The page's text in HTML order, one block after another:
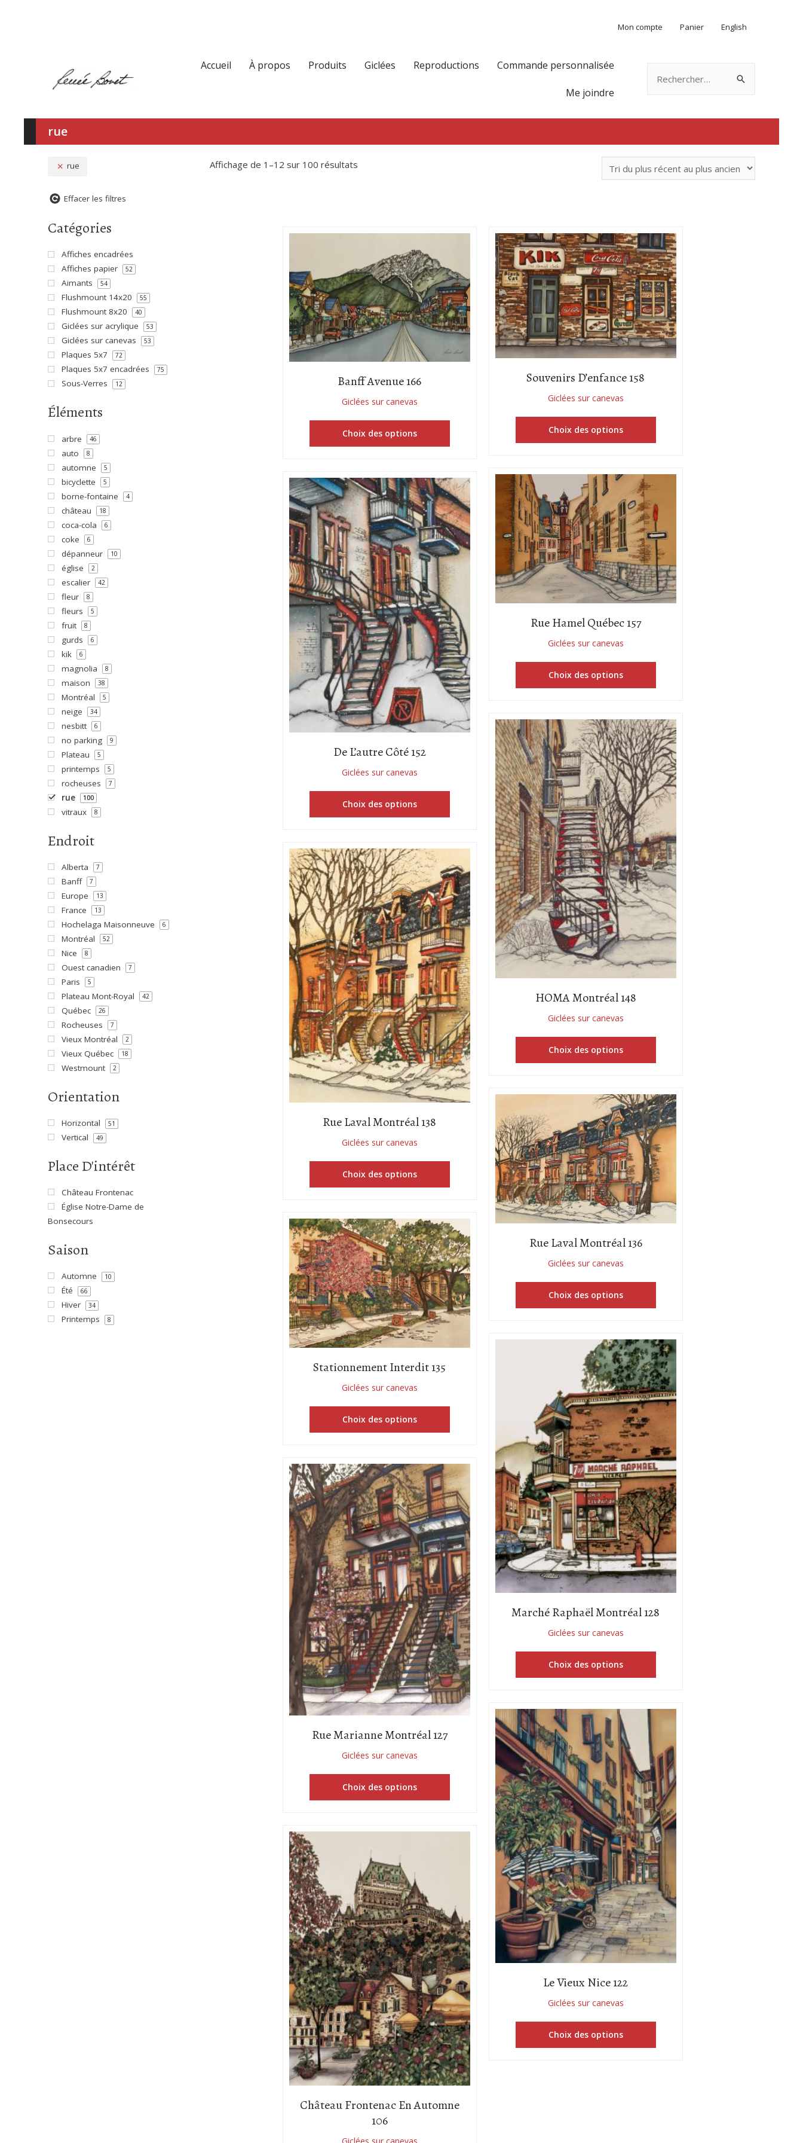
Mon compte Panier English
Accueil À propos Produits Giclées Reproductions Commande personnalisée
Me joindre
rue
rue
Effacer les filtres
Catégories
Affiches encadrées
Affiches papier
52
Aimants 54
Flushmount 14x20 55
Flushmount 8x20 40
Giclées sur acrylique 53
Giclées sur canevas 53
Plaques 5x7 72
Plaques 5x7 encadrées 75
Sous-Verres 12
Éléments
arbre 46
auto 8
automne 5
bicyclette 5
borne-fontaine 4
château 18
coca-cola 6
coke 6
dépanneur 10
église 2
escalier 42
fleur 8
fleurs 5
fruit 8
gurds 6
kik 6
magnolia 8
maison 38
Montréal 5
neige 34
nesbitt 6
no parking 9
Plateau 5
printemps 5
rocheuses 7
rue 100
vitraux 8
Endroit
Alberta 7
Banff 7
Europe 13
France 13
Hochelaga Maisonneuve 6
Montréal 52
Nice 8
Ouest canadien 7
Paris 5
Plateau Mont-Royal 42
Québec 26
Rocheuses 7
Vieux Montréal 2
Vieux Québec 18
Westmount 2
Orientation
Horizontal 51
Vertical 49
Place D'intérêt
Château Frontenac
Église Notre-Dame de
Bonsecours
Saison
Automne 10
Été 66
Hiver 34
Printemps 8
Affichage de 1–12 sur 100 résultats
Banff Avenue 166
Giclées sur canevas
Choix des options
Souvenirs D’enfance 158
Giclées sur canevas
Choix des options
Rue Hamel Québec 157
Giclées sur canevas
Choix des options
De L’autre Côté 152
Giclées sur canevas
Choix des options
HOMA Montréal 148
Giclées sur canevas
Choix des options
Rue Laval Montréal 138
Giclées sur canevas
Choix des options
Rue Laval Montréal 136
Giclées sur canevas
Choix des options
Stationnement Interdit 135
Giclées sur canevas
Choix des options
Marché Raphaël Montréal 128
Giclées sur canevas
Choix des options
Rue Marianne Montréal 127
Giclées sur canevas
Choix des options
Le Vieux Nice 122
Giclées sur canevas
Choix des options
Château Frontenac En Automne
106